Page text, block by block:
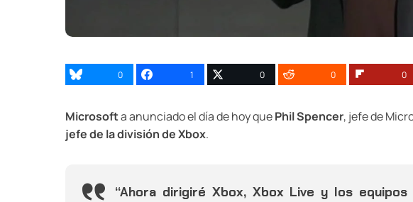
0 1 0 0 0
Microsofta anunciado el día de hoy quePhil Spencer, jefe de
jefe de la división de Xbox.
“Ahora dirigiré Xbox, Xbox Live y los